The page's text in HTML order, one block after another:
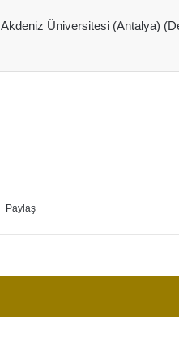
Akdeniz Üniversitesi (Antalya)
Paylaş